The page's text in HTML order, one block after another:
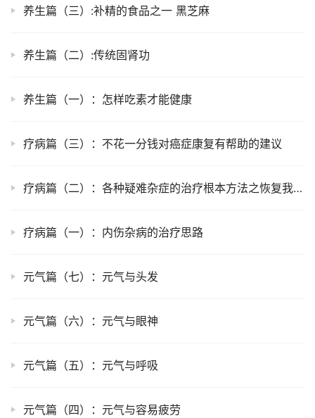
养生篇（三）:补精的食品之一 黑芝麻
养生篇（二）:传统固肾功
养生篇（一）：怎样吃素才能健康
疗病篇（三）：不花一分钱对癌症康复有帮助的建议
疗病篇（二）：各种疑难杂症的治疗根本方法之恢复我们的“本来面目”
疗病篇（一）：内伤杂病的治疗思路
元气篇（七）：元气与头发
元气篇（六）：元气与眼神
元气篇（五）：元气与呼吸
元气篇（四）：元气与容易疲劳